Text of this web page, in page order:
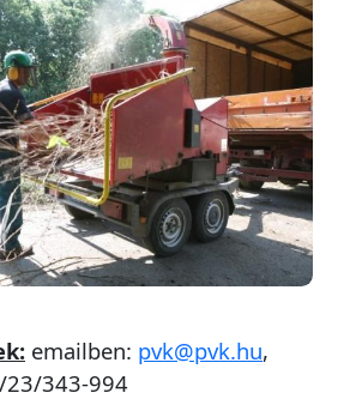
emailben: pvk@pvk.hu,
343-994